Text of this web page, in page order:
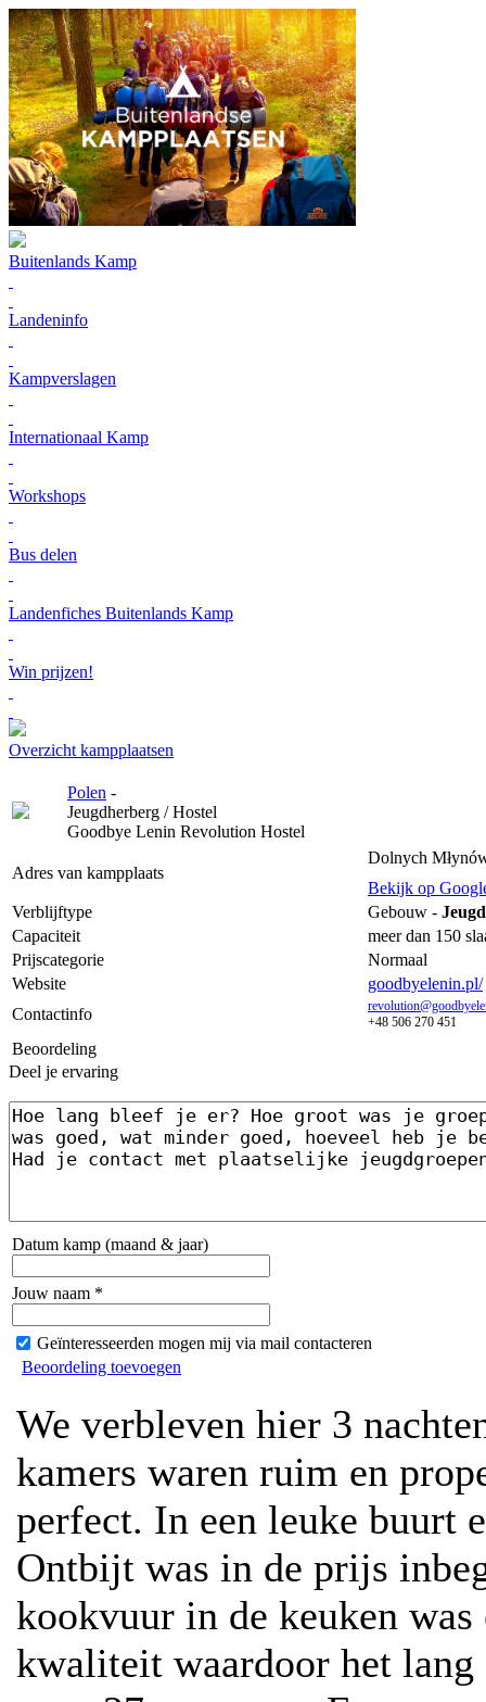
Buitenlands Kamp
Landeninfo
Kampverslagen
Internationaal Kamp
Workshops
Bus delen
Landenfiches Buitenlands Kamp
Win prijzen!
Overzicht kampplaatsen
Polen -
Jeugdherberg / Hostel
Goodbye Lenin Revolution Hostel
Adres van kampplaats
Dolnych
Bekijk op
Verblijftype
Gebouw -
Capaciteit
meer dan 150
Prijscategorie
Normaal
Website
goodbyelenin.pl/
Contactinfo
+48 506 270 451
Beoordeling
Deel je ervaring
Datum kamp (maand & jaar)
Jouw naam *
Geïnteresseerden mogen mij via mail contacteren
Beoordeling toevoegen
We verbleven hier 3
kamers waren ruim en
perfect. In een leuke buurt
Ontbijt was in de prijs
kookvuur in de keuken
kwaliteit waardoor het lang